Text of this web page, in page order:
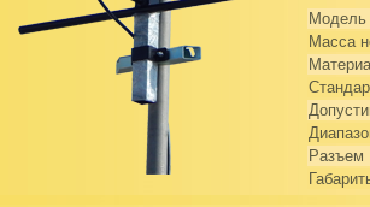
Модель
Масса
Разъем